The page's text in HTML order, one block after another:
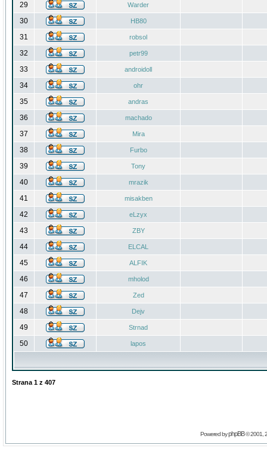
29 Warder
30 HB80
31 robsol
32 petr99
33 androidoll
34 ohr
35 andras
36 machado
37 Mira
38 Furbo
39 Tony
40 mrazik
41 misakben
42 eLzyx
43 ZBY
44 ELCAL
45 ALFIK
46 mholod
47 Zed
48 Dejv
49 Strnad
50 lapos
Strana 1 z 407
Powered byphpBB© 2001,